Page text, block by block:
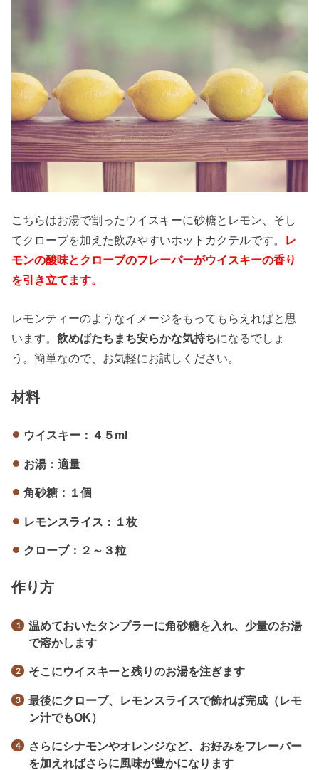
こちらはお湯で割ったウイスキーに砂糖とレモン、そし
てクローブを加えた飲みやすいホットカクテルです。 レ
モンの酸味とクローブのフレーバーがウイスキーの香り
を引き立てます。
レモンティーのようなイメージをもってもらえればと思
います。飲めばたちまち安らかな気持ちになるでしょ
う。簡単なので、お気軽にお試しください。
材料
ウイスキー：４５ml
お湯：適量
角砂糖：１個
レモンスライス：１枚
クローブ：２～３粒
作り方
温めておいたタンプラーに角砂糖を入れ、少量のお湯
で溶かします
そこにウイスキーと残りのお湯を注ぎます
最後にクローブ、レモンスライスで飾れば完成（レモ
ン汁でもOK）
さらにシナモンやオレンジなど、お好みをフレーバー
を加えればさらに風味が豊かになります